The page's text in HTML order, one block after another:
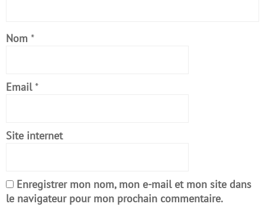
Nom *
Email *
Site internet
Enregistrer mon nom, mon e-mail et mon site dans
le navigateur pour mon prochain commentaire.